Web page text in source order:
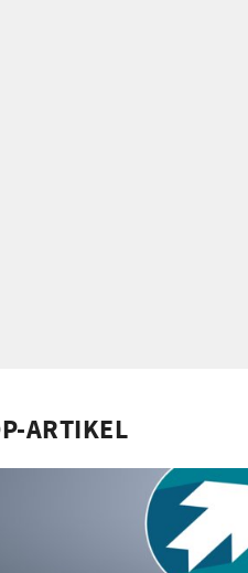
ARTIKEL